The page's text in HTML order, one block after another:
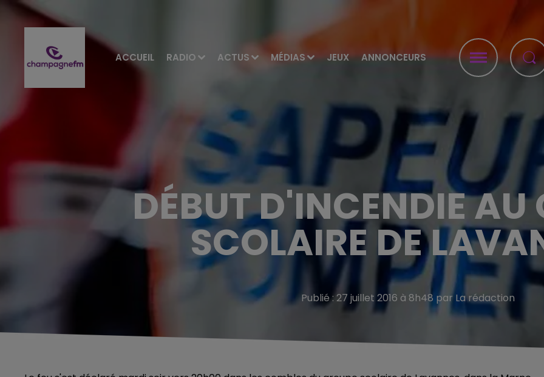
ACCUEIL RADIO ACTUS MÉDIAS JEUX ANNONCEURS
DÉBUT D'INCENDIE AU
SCOLAIRE DE
Publié : 27 juillet 2016 à 8h48 par La rédaction